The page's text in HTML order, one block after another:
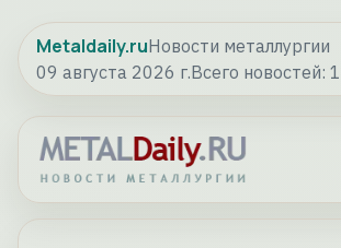
Metaldaily.ruНовости металлургии
09 августа 2026 г.Всего новостей: